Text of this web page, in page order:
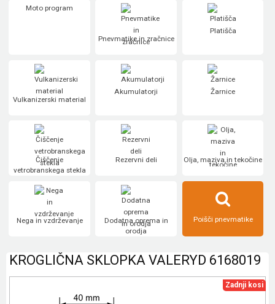
Moto program
Pnevmatike in zračnice
Platišča
Vulkanizerski material
Akumulatorji Žarnice
Čiščenje
vetrobranskega stekla
Rezervni deli Olja, maziva in tekočine
Nega in vzdrževanje
Dodatna oprema in
orodja
Poišči pnevmatike
KROGLIČNA SKLOPKA VALERYD 6168019
Zadnji kosi